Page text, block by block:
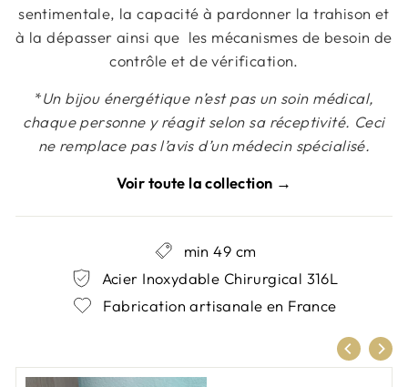
sentimentale, la capacité à pardonner la trahison et
à la dépasser ainsi que les mécanismes de besoin de
contrôle et de vérification.
*Un bijou énergétique n’est pas un soin médical,
chaque personne y réagit selon sa réceptivité. Ceci
ne remplace pas l’avis d’un médecin spécialisé.
Voir toute la collection →
min 49 cm
Acier Inoxydable Chirurgical 316L
Fabrication artisanale en France